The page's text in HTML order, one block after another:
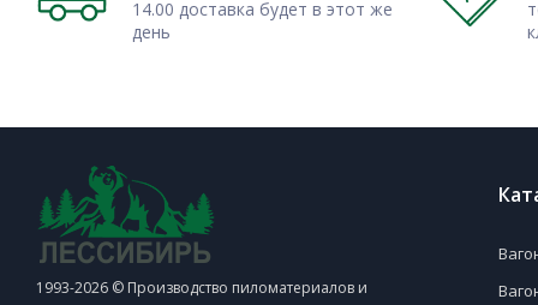
Вагонка Штиль лиственница 14*96 мм 2м-5м сорт
доставкой по Москве и МО именно у нас в компании,
где на первое место выходят параметры прочности
Обратитесь к нам, если вам нужно недорого заказать
пиломатериалы. Наша компания работает оптом как с
юридическими заказчиками.
14.00 доставка будет в этот же
день
1993-2026 © Производство пиломатериалов и